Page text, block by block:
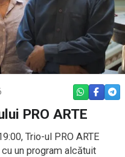
WHATSAPP
PRO ARTE
Trio-ul PRO ARTE
un program alcătuit